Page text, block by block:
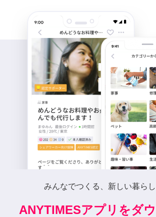
みんなでつくる、新しい暮らし
ANYTIMESアプリをダ